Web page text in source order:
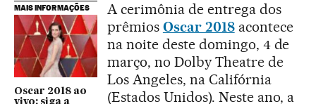
MAIS INFORMAÇÕES
Oscar 2018 ao
vivo: siga a
A cerimônia de entrega dos
prêmios Oscar 2018acontece
na noite deste domingo, 4 de
março, no Dolby Theatre de
Los Angeles, na Califórnia
(Estados Unidos). Neste ano, a